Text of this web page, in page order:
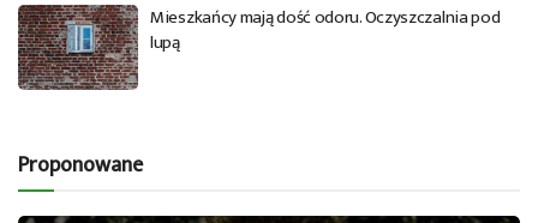
Mieszkańcy mają dość odoru. Oczyszczalnia pod
lupą
Proponowane